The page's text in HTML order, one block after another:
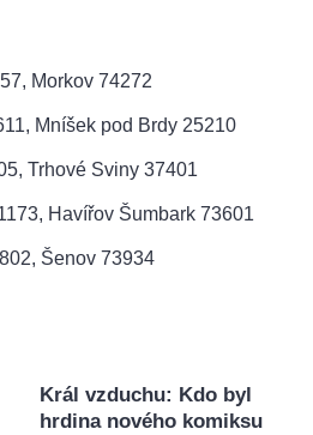
Morkov 74272
Mníšek pod Brdy 25210
Trhové Sviny 37401
Havířov Šumbark 73601
Šenov 73934
Král vzduchu: Kdo byl
hrdina nového komiksu